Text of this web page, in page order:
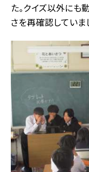
た。クイズ以外に
さを再確認していま